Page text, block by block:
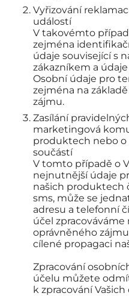
Vyřizování
událostí
V takovémto
zejména
údaje související s
zákazníkem a
Osobní údaje pro
zejména na
zájmu.
Zasílání
marketingová
produktech nebo
součástí
V tomto případě o
nejnutnější údaje
našich produktech
sms, může se
adresu a telefonní
účel zpracováváme
oprávněného
cílené propagaci
Zpracování
účelu můžete
k zpracování